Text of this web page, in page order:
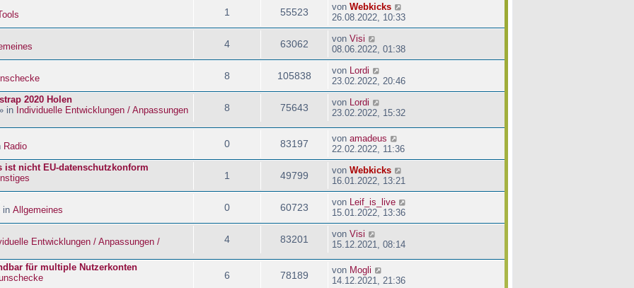
1 55523 von Webkicks
26.08.2022, 10:33
4 63062 von Visi
08.06.2022, 01:38
8 105838 von Lordi
23.02.2022, 20:46
2020 Holen
in Individuelle Entwicklungen / Anpassungen
8 75643 von Lordi
23.02.2022, 15:32
Radio 0 83197 von amadeus
22.02.2022, 11:36
nicht EU-datenschutzkonform
1 49799 von Webkicks
16.01.2022, 13:21
in Allgemeines 0 60723 von Leif_is_live
15.01.2022, 13:36
Entwicklungen / Anpassungen /
4 83201 von Visi
15.12.2021, 08:14
für multiple Nutzerkonten
6 78189 von Mogli
14.12.2021, 21:36